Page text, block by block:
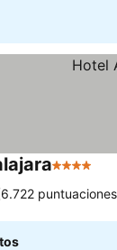
4 Estrellas